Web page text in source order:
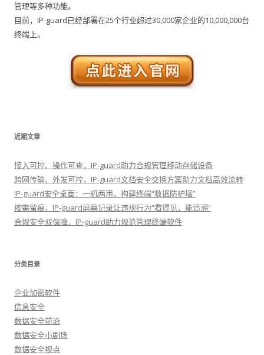
管理等多种功能。
目前，IP-guard已经部署在25个行业超过30,000家企业的10,000,000台
终端上。
近期文章
接入可控、操作可查，IP-guard助力合规管理移动存储设备
跨网传输、外发可控，IP-guard文档安全交换方案助力文档高效流转
IP-guard安全桌面：一机两用，构建终端“数据防护墙”
按需留痕，IP-guard屏幕记录让违规行为“看得见，能追溯”
合规安全双保障，IP-guard助力规范管理终端软件
分类目录
企业加密软件
信息安全
数据安全前沿
数据安全小剧场
数据安全视点